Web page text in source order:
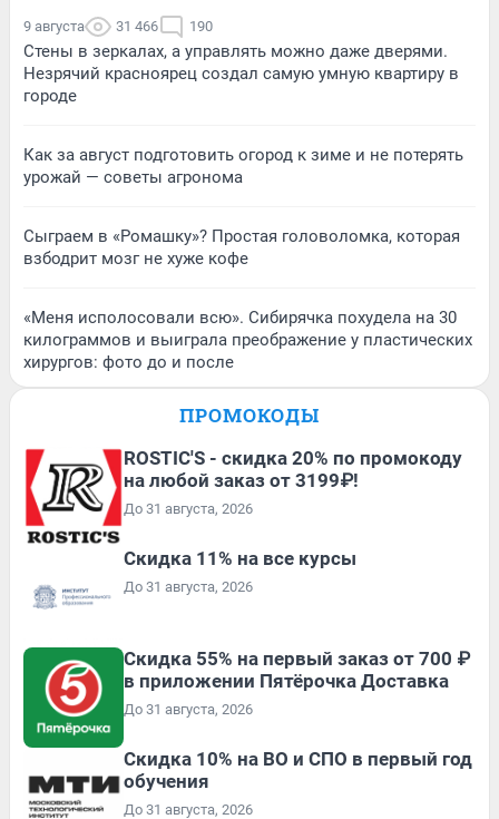
9 августа 31 466 190
Стены в зеркалах, а управлять можно даже дверями.
Незрячий красноярец создал самую умную квартиру в
городе
Как за август подготовить огород к зиме и не потерять
урожай — советы агронома
Сыграем в «Ромашку»? Простая головоломка, которая
взбодрит мозг не хуже кофе
«Меня исполосовали всю». Сибирячка похудела на 30
килограммов и выиграла преображение у пластических
хирургов: фото до и после
ПРОМОКОДЫ
ROSTIC'S - скидка 20% по промокоду
на любой заказ от 3199₽!
До 31 августа, 2026
Скидка 11% на все курсы
До 31 августа, 2026
Скидка 55% на первый заказ от 700 ₽
в приложении Пятёрочка Доставка
До 31 августа, 2026
Скидка 10% на ВО и СПО в первый год
обучения
До 31 августа, 2026